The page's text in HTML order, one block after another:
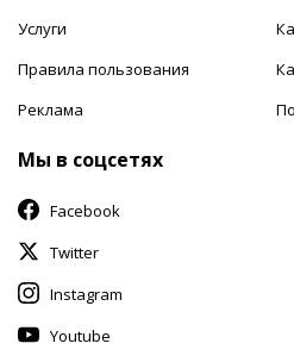
Услуги
Правила пользования
Реклама
Мы в соцсетях
Facebook
Twitter
Instagram
Youtube